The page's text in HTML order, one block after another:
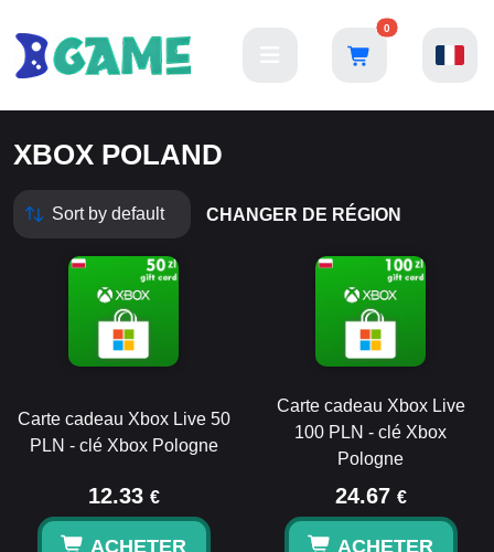
0
XBOX POLAND
CHANGER DE RÉGION
Carte cadeau Xbox Live 50
PLN - clé Xbox Pologne
12.33 €
ACHETER
Carte cadeau Xbox Live
100 PLN - clé Xbox
Pologne
24.67 €
ACHETER